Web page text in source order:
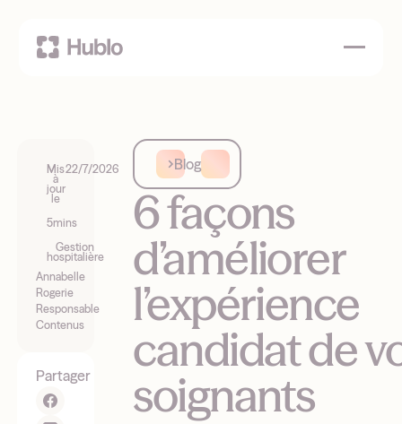
Mis
à
jour
le
22/7/2026
5mins
Gestion
hospitalière
Annabelle
Rogerie
Responsable
Contenus
Partager
Blog
6 façons
d’améliorer
l’expérience
candidat de
soignants